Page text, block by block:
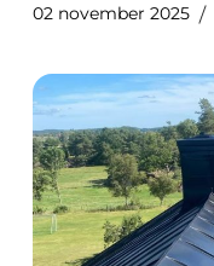
02 november 2025